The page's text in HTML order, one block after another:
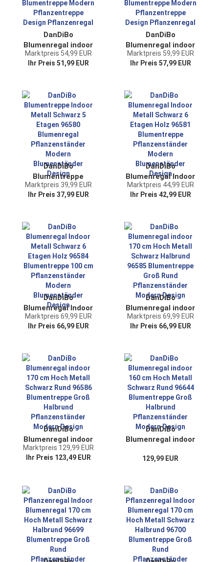
Pflanzenhocker
DanDiBo
Blumenregal indoor
Metall Schwarz 6
Ebenen 96578
Pflanzentreppe
Design
Pflanzenregal
Marktpreis 54,99 EUR
Ihr Preis 51,99 EUR
DanDiBo
Blumenregal indoor
Metall Schwarz 4
Ebenen 96579
Pflanzentreppe
Design
Pflanzenregal
Marktpreis 59,99 EUR
Ihr Preis 57,99 EUR
DanDiBo
Blumentreppe
Indoor Metall
Schwarz 5 Etagen
Modern
Blumenständer
Design
Marktpreis 39,99 EUR
Ihr Preis 37,99 EUR
DanDiBo
Blumenregal Indoor
Metall Schwarz 6
Etagen Holz 96581
Modern
Blumenständer
Design
Marktpreis 44,99 EUR
Ihr Preis 42,99 EUR
DanDiBo
Blumenregal Indoor
Metall Schwarz 6
Etagen Holz 96584
Modern
Blumenständer
Design
Marktpreis 69,99 EUR
Ihr Preis 66,99 EUR
DanDiBo
Blumenregal indoor
170 cm Hoch Metall
Schwarz Halbrund
Rund
Pflanzenständer
Modern Design
Marktpreis 69,99 EUR
Ihr Preis 66,99 EUR
DanDiBo
Blumenregal indoor
170 cm Hoch Metall
Schwarz Rund
Halbrund
Pflanzenständer
Modern Design
Marktpreis 129,99 EUR
Ihr Preis 123,49 EUR
DanDiBo
Blumenregal indoor
Schwarz Rund
Halbrund
Pflanzenständer
Modern Design
129,99 EUR